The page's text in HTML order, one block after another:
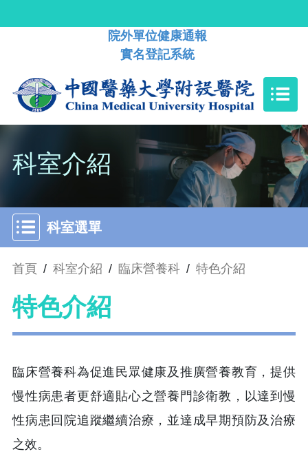
院外單位健康通報
實名登記系統
科室介紹
科室選單
首頁 / 科室介紹 / 臨床營養科 / 特色介紹
特色介紹
臨床營養科為促進民眾健康及推廣營養教育，提供
慢性病患者更舒適貼心之營養門診衛教，以達到慢
性病患回院追蹤繼續治療，並達成早期預防及治療
之效。